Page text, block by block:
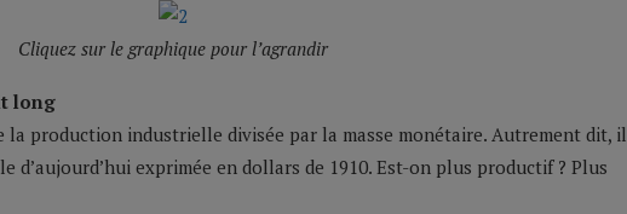
Cliquez sur le graphique pour l’agrandir
long
production industrielle divisée par la masse monétaire. Autrement dit, il
exprimée en dollars de 1910. Est-on plus productif ? Plus